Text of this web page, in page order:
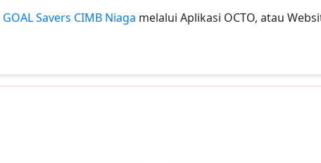
GOAL Savers CIMB Niaga melalui Aplikasi OCTO, atau